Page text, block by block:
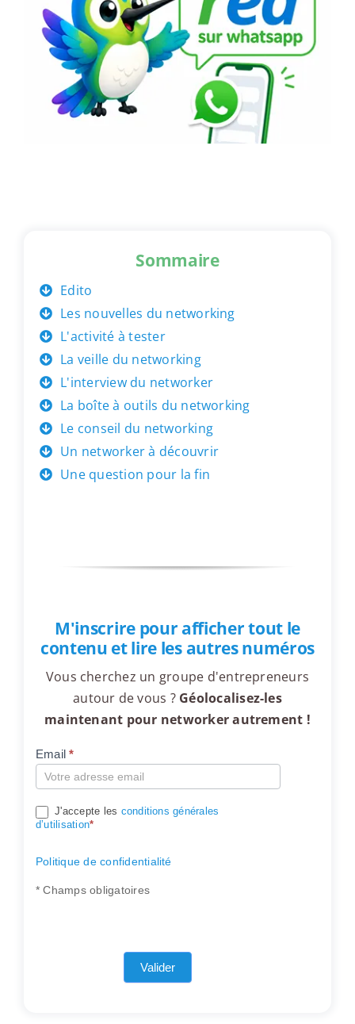
Sommaire
Edito
Les nouvelles du networking
L'activité à tester
La veille du networking
L'interview du networker
La boîte à outils du networking
Le conseil du networking
Un networker à découvrir
Une question pour la fin
M'inscrire pour afficher tout le
contenu et lire les autres numéros
Vous cherchez un groupe d'entrepreneurs
autour de vous ? Géolocalisez-les
maintenant pour networker autrement !
Compte
Email*
J'accepte les conditions générales
d’utilisation*
Politique de confidentialité
* Champs obligatoires
Valider